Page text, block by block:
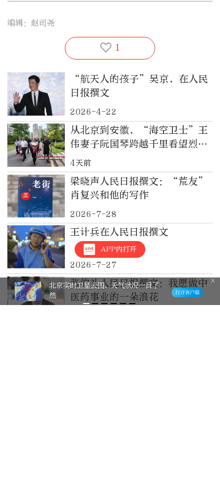
编辑：赵司尧
1
“航天人的孩子”吴京，在人民
日报撰文
2026-4-22
从北京到安徽，“海空卫士”王
伟妻子阮国琴跨越千里看望烈士
家属
4天前
梁晓声人民日报撰文：“荒友”
肖复兴和他的写作
2026-7-28
王计兵在人民日报撰文
2026-7-27
张伯礼人民日报撰文：我愿做中
医药事业的一朵浪花
APP内打开
北京实时卫星云图，天气状况一目了
然